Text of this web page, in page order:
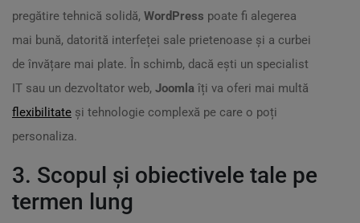
pregătire tehnică solidă, WordPress poate fi alegerea
mai bună, datorită interfeței sale prietenoase și a curbei
de învățare mai plate. În schimb, dacă ești un specialist
IT sau un dezvoltator web, Joomla îți va oferi mai multă
flexibilitate și tehnologie complexă pe care o poți
personaliza.
3. Scopul și obiectivele tale pe
termen lung